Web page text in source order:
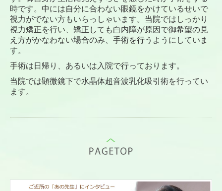
時です。中には自分に合わない眼鏡をかけているせいで
視力がでない方もいらっしゃいます。当院ではしっかり
視力矯正を行い、矯正しても白内障が原因で御希望の見
え方がかなわない場合のみ、手術を行うようにしていま
す。
手術は日帰り、あるいは入院で行っております。
当院では顕微鏡下で水晶体超音波乳化吸引術を行ってい
ます。